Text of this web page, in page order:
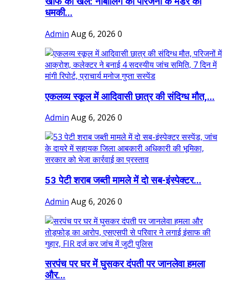
धमकी...
Admin Aug 6, 2026 0
एकलव्य स्कूल में आदिवासी छात्र की संदिग्ध मौत,...
Admin Aug 6, 2026 0
53 पेटी शराब जब्ती मामले में दो सब-इंस्पेक्टर...
Admin Aug 6, 2026 0
सरपंच पर घर में घुसकर दंपती पर जानलेवा हमला
और...